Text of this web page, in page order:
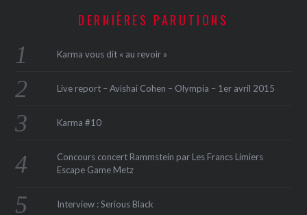
DERNIÈRES PARUTIONS
Karma vous dit « au revoir »
Live report – Avishai Cohen – Olympia – 1er avril 2015
Karma #10
Concours concert Rammstein par Les Francs Limiers
Escape Game Metz
Interview : Serious Black